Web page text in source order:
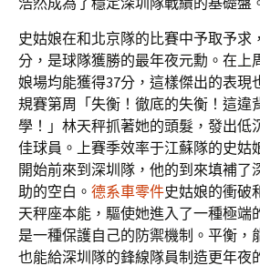
史姑娘在和北京隊的比賽中予取予求
分，是球隊獲勝的最年夜元勳。在上
娘場均能獲得37分，這樣傑出的表現
規賽第周「失衡！徹底的失衡！這違
學！」林天秤抓著她的頭髮，發出低
佳球員。上賽季效率于江蘇隊的史姑
開始前來到深圳隊，他的到來填補了
助的空白。 德系車零件史姑娘的衝破
天秤座本能，驅使她進入了一種極端
是一種保護自己的防禦機制。平衡，
也能給深圳隊的鋒線隊員制造更年夜